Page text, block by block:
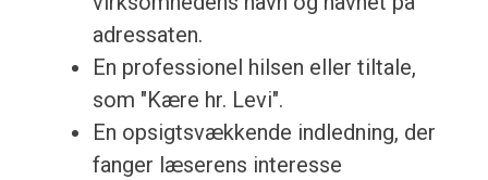
adressaten.
En professionel hilsen eller tiltale,
som "Kære hr. Levi".
En opsigtsvækkende indledning, der
fanger læserens interesse